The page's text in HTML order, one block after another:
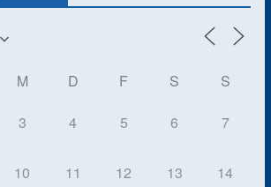
M D F S S
3 4 5 6 7
10 11 12 13 14